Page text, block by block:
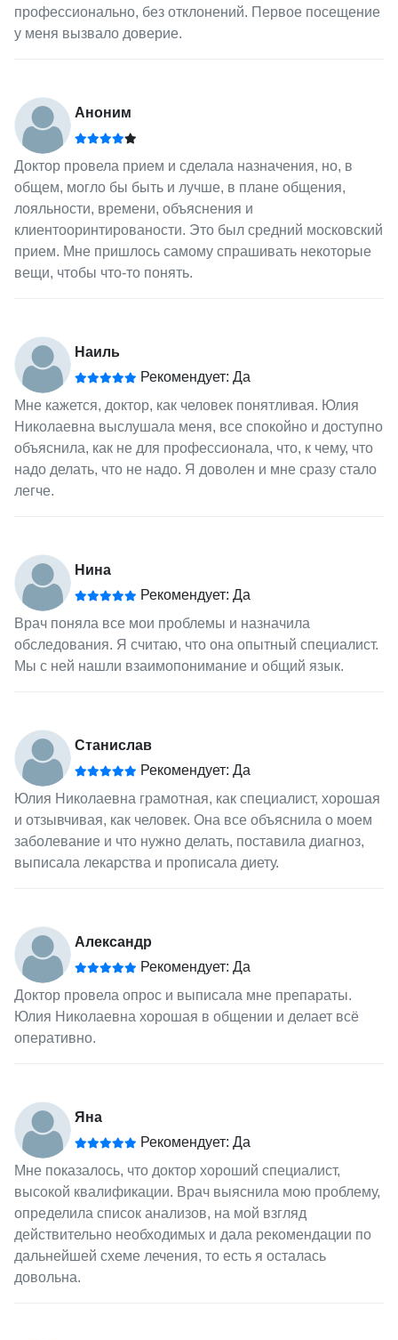
профессионально, без отклонений. Первое посещение
у меня вызвало доверие.
Аноним
Доктор провела прием и сделала назначения, но, в
общем, могло бы быть и лучше, в плане общения,
лояльности, времени, объяснения и
клиентооринтированости. Это был средний московский
прием. Мне пришлось самому спрашивать некоторые
вещи, чтобы что-то понять.
Наиль
Рекомендует: Да
Мне кажется, доктор, как человек понятливая. Юлия
Николаевна выслушала меня, все спокойно и доступно
объяснила, как не для профессионала, что, к чему, что
надо делать, что не надо. Я доволен и мне сразу стало
легче.
Нина
Рекомендует: Да
Врач поняла все мои проблемы и назначила
обследования. Я считаю, что она опытный специалист.
Мы с ней нашли взаимопонимание и общий язык.
Станислав
Рекомендует: Да
Юлия Николаевна грамотная, как специалист, хорошая
и отзывчивая, как человек. Она все объяснила о моем
заболевание и что нужно делать, поставила диагноз,
выписала лекарства и прописала диету.
Александр
Рекомендует: Да
Доктор провела опрос и выписала мне препараты.
Юлия Николаевна хорошая в общении и делает всё
оперативно.
Яна
Рекомендует: Да
Мне показалось, что доктор хороший специалист,
высокой квалификации. Врач выяснила мою проблему,
определила список анализов, на мой взгляд
действительно необходимых и дала рекомендации по
дальнейшей схеме лечения, то есть я осталась
довольна.